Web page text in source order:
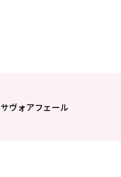
サヴォアフェール